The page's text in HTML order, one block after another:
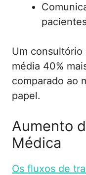
Um consultório
média 40%
comparado ao
papel.
Aumento
Médica
Os fluxos de